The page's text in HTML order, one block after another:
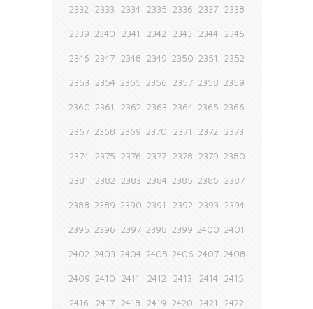
2332 2333 2334 2335 2336 2337 2338
2339 2340 2341 2342 2343 2344 2345
2346 2347 2348 2349 2350 2351 2352
2353 2354 2355 2356 2357 2358 2359
2360 2361 2362 2363 2364 2365 2366
2367 2368 2369 2370 2371 2372 2373
2374 2375 2376 2377 2378 2379 2380
2381 2382 2383 2384 2385 2386 2387
2388 2389 2390 2391 2392 2393 2394
2395 2396 2397 2398 2399 2400 2401
2402 2403 2404 2405 2406 2407 2408
2409 2410 2411 2412 2413 2414 2415
2416 2417 2418 2419 2420 2421 2422